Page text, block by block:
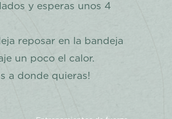
y esperas unos 4
reposar en la bandeja
un poco el calor.
a donde quieras!